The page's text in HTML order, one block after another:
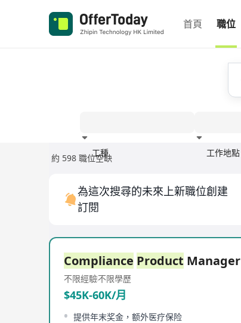
首頁 職位
工種 工作地點
約 598 職位空缺
為這次搜尋的未來上新職位創建
訂閱
Compliance Product Manager
不限經驗不限學歷
$45K-60K/月
提供年末奖金，额外医疗保险